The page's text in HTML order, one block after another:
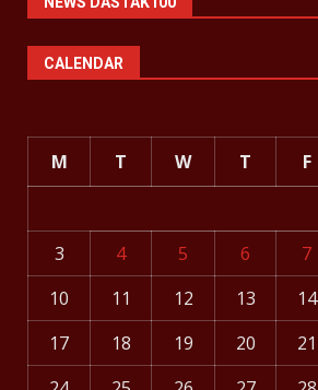
CALENDAR
M T W T F
3
4 5 6 7
10
11 12 13 14
17
18 19 20 21